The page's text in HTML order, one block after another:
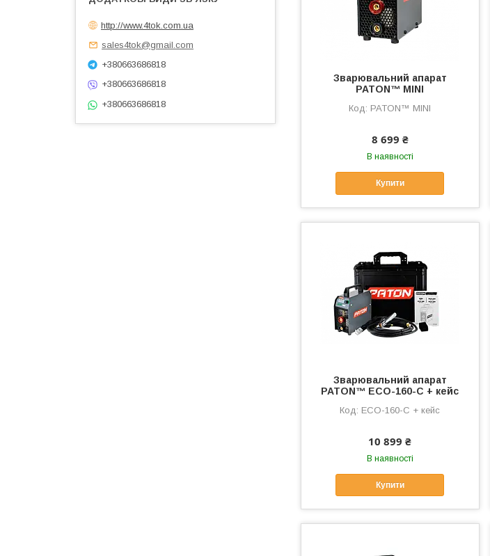
Зварювальний апарат
PATON™ MINI
PATON™ MINI
8 699 ₴
В наявності
Купити
Зварювальний апарат
PATON™ ECO-160-C + кейс
ECO-160-C + кейс
10 899 ₴
В наявності
Купити
http://www.4tok.com.ua
sales4tok@gmail.com
+380663686818
+380663686818
+380663686818